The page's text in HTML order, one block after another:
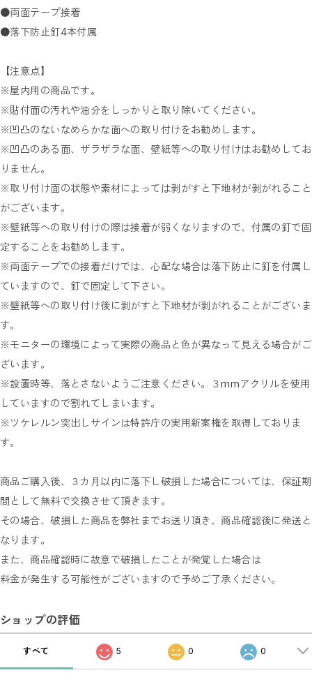
●両面テープ接着
●落下防止釘4本付属
【注意点】
※屋内用の商品です。
※貼付面の汚れや油分をしっかりと取り除いてください。
※凹凸のないなめらかな面への取り付けをお勧めします。
※凹凸のある面、ザラザラな面、壁紙等への取り付けはお勧めしてお
りません。
※取り付け面の状態や素材によっては剥がすと下地材が剥がれること
がございます。
※壁紙等への取り付けの際は接着が弱くなりますので、付属の釘で固
定することをお勧めします。
※両面テープでの接着だけでは、心配な場合は落下防止に釘を付属し
ていますので、釘で固定して下さい。
※壁紙等への取り付け後に剥がすと下地材が剥がれることがございま
す。
※モニターの環境によって実際の商品と色が異なって見える場合がご
ざいます。
※設置時等、落とさないようご注意ください。３mmアクリルを使用
していますので割れてしまいます。
※ツケレルン突出しサインは特許庁の実用新案権を取得しておりま
す。
商品ご購入後、３カ月以内に落下し破損した場合については、保証期
間として無料で交換させて頂きます。
その場合、破損した商品を弊社までお送り頂き、商品確認後に発送と
なります。
また、商品確認時に故意で破損したことが発覚した場合は
料金が発生する可能性がございますので予めご了承ください。
ショップの評価
すべて 5 0 0